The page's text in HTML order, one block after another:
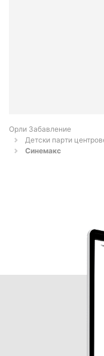
Орли Забавление
Детски парти
Синемакс